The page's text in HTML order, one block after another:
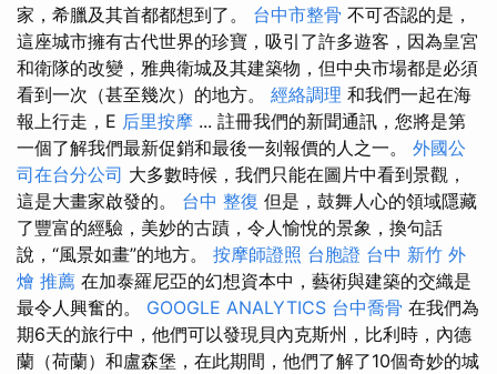
家，希臘及其首都都想到了。 台中市整骨 不可否認的是，
這座城市擁有古代世界的珍寶，吸引了許多遊客，因為皇宮
和衛隊的改變，雅典衛城及其建築物，但中央市場都是必須
看到一次（甚至幾次）的地方。 經絡調理 和我們一起在海
報上行走，E 后里按摩 ... 註冊我們的新聞通訊，您將是第
一個了解我們最新促銷和最後一刻報價的人之一。 外國公
司在台分公司 大多數時候，我們只能在圖片中看到景觀，
這是大畫家啟發的。 台中 整復 但是，鼓舞人心的領域隱藏
了豐富的經驗，美妙的古蹟，令人愉悅的景象，換句話
說，“風景如畫”的地方。 按摩師證照 台胞證 台中 新竹 外
燴 推薦 在加泰羅尼亞的幻想資本中，藝術與建築的交織是
最令人興奮的。 GOOGLE ANALYTICS 台中喬骨 在我們為
期6天的旅行中，他們可以發現貝內克斯州，比利時，內德
蘭（荷蘭）和盧森堡，在此期間，他們了解了10個奇妙的城